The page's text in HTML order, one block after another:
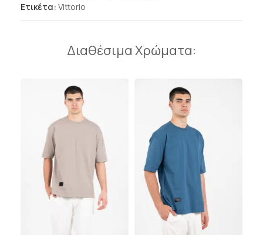
Ετικέτα: Vittorio
Διαθέσιμα Χρώματα: